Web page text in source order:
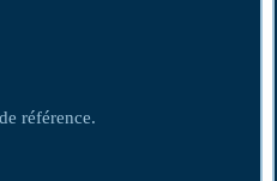
référence.